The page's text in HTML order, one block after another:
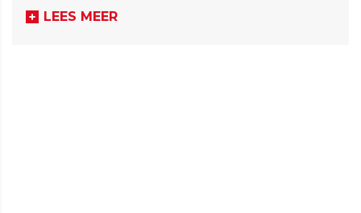
LEES MEER